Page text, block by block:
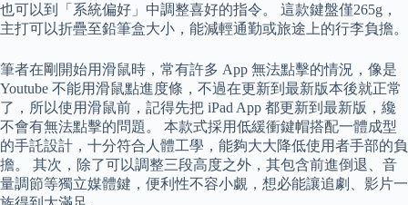
也可以到「系統偏好」中調整喜好的指令。 這款鍵盤僅265g，
主打可以折疊至鉛筆盒大小，能減輕通勤或旅途上的行李負擔。
筆者在剛開始用滑鼠時，常有許多 App 無法點擊的情況，像是
Youtube 不能用滑鼠點進度條，不過在更新到最新版本後就正常
了，所以使用滑鼠前，記得先把 iPad App 都更新到最新版，纔
不會有無法點擊的問題。 本款式採用低緩衝鍵帽搭配一體成型
的手託設計，十分符合人體工學，能夠大大降低使用者手部的負
擔。 其次，除了可以調整三段高度之外，其包含前進倒退、音
量調節等獨立媒體鍵，便利性不容小覷，想必能讓追劇、影片一